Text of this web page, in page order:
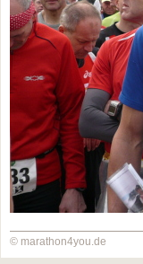
© marathon4you.de